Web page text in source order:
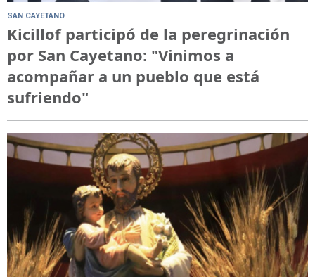
SAN CAYETANO
Kicillof participó de la peregrinación
por San Cayetano: "Vinimos a
acompañar a un pueblo que está
sufriendo"